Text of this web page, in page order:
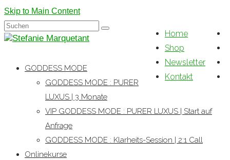
Skip to Main Content
Home
Shop
Newsletter
Kontakt
Suchen
nach:
GODDESS MODE
GODDESS MODE : PURER
LUXUS | 3 Monate
VIP GODDESS MODE : PURER LUXUS | Start auf
Anfrage
GODDESS MODE : Klarheits-Session | 2:1 Call
Onlinekurse